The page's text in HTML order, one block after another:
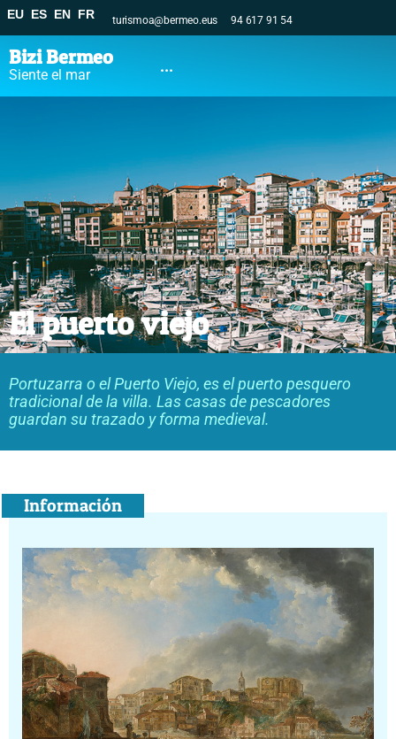
EU ES EN FR turismoa@bermeo.eus 94 617 91 54
Bizi Bermeo
Siente el mar ...
El puerto viejo
Portuzarra o el Puerto Viejo, es el puerto pesquero
tradicional de la villa. Las casas de pescadores
guardan su trazado y forma medieval.
Información